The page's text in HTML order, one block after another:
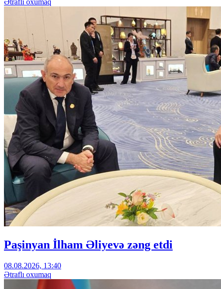
Paşinyan İlham Əliyevə zəng etdi
08.08.2026, 13:40
Ətraflı oxumaq